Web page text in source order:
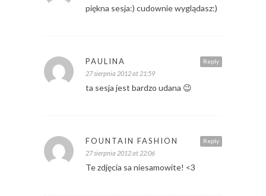
piękna sesja:) cudownie wyglądasz:)
Reply
PAULINA
27 sierpnia 2012 at 21:59
ta sesja jest bardzo udana 😉
Reply
FOUNTAIN FASHION
27 sierpnia 2012 at 22:06
Te zdjęcia sa niesamowite! <3